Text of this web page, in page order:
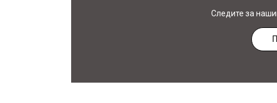
Следите за